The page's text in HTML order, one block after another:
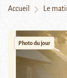
Accueil Le
Photo du jour